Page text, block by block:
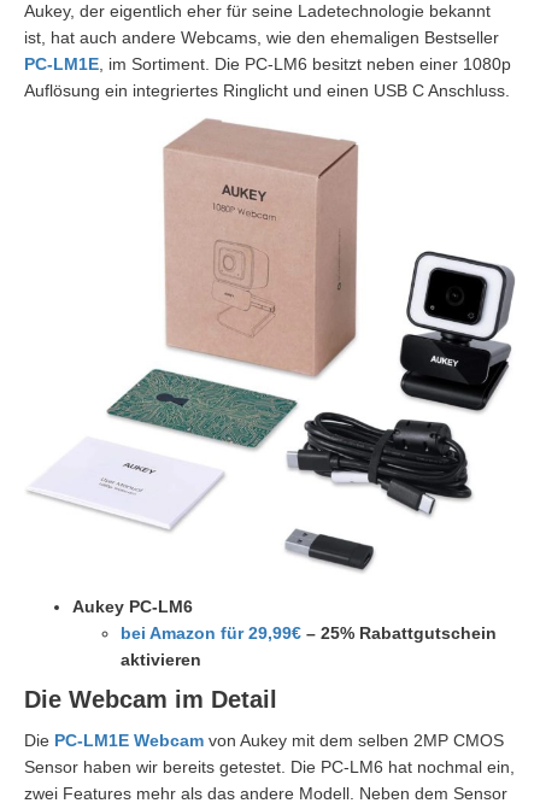
Aukey, der eigentlich eher für seine Ladetechnologie bekannt
ist, hat auch andere Webcams, wie den ehemaligen Bestseller
PC-LM1E, im Sortiment. Die PC-LM6 besitzt neben einer 1080p
Auflösung ein integriertes Ringlicht und einen USB C Anschluss.
Aukey PC-LM6
bei Amazon für 29,99€ – 25% Rabattgutschein
aktivieren
Die Webcam im Detail
Die PC-LM1E Webcam von Aukey mit dem selben 2MP CMOS
Sensor haben wir bereits getestet. Die PC-LM6 hat nochmal ein,
zwei Features mehr als das andere Modell. Neben dem Sensor